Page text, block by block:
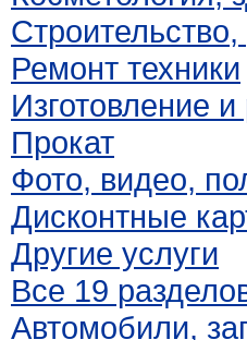
Ремонт техники
Изготовление
Прокат
Фото, видео,
Дисконтные
Другие услуги
Все 19
Автомобили,